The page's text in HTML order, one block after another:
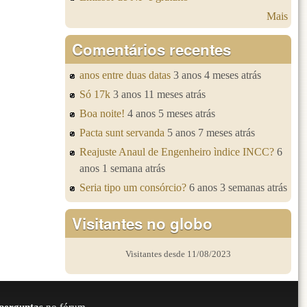
Mais
Comentários recentes
anos entre duas datas 3 anos 4 meses atrás
Só 17k 3 anos 11 meses atrás
Boa noite! 4 anos 5 meses atrás
Pacta sunt servanda 5 anos 7 meses atrás
Reajuste Anaul de Engenheiro ìndice INCC? 6
anos 1 semana atrás
Seria tipo um consórcio? 6 anos 3 semanas atrás
Visitantes no globo
Visitantes desde 11/08/2023